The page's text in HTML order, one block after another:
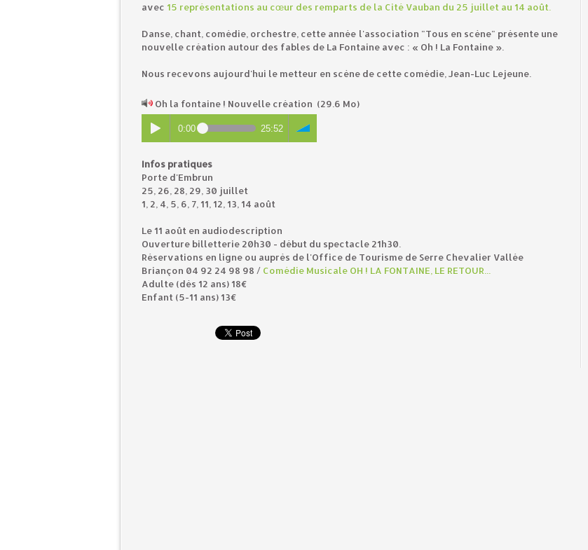
avec 15 représentations au cœur des remparts de la Cité Vauban du 25 juillet au 14 août.
Danse, chant, comédie, orchestre, cette année l'association "Tous en scène" présente une
nouvelle création autour des fables de La Fontaine avec : « Oh ! La Fontaine ».
Nous recevons aujourd'hui le metteur en scène de cette comédie, Jean-Luc Lejeune.
Oh la fontaine ! Nouvelle création (29.6 Mo)
0:00 25:52
Infos pratiques
Porte d'Embrun
25, 26, 28, 29, 30 juillet
1, 2, 4, 5, 6, 7, 11, 12, 13, 14 août
Le 11 août en audiodescription
Ouverture billetterie 20h30 - début du spectacle 21h30.
Réservations en ligne ou auprès de l'Office de Tourisme de Serre Chevalier Vallée
Briançon 04 92 24 98 98 / Comédie Musicale OH ! LA FONTAINE, LE RETOUR...
Adulte (dès 12 ans) 18€
Enfant (5-11 ans) 13€